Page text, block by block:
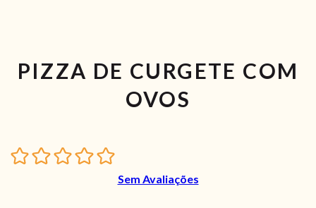
PIZZA DE CURGETE COM
OVOS
Sem Avaliações